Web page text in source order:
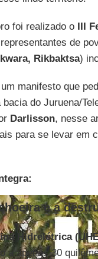
foi realizado o III
de
Rikbaktsa)
manifesto que
do Juruena/
Darlisson, nesse
para se levar em
e a
Hidrelétrica
a apenas 30